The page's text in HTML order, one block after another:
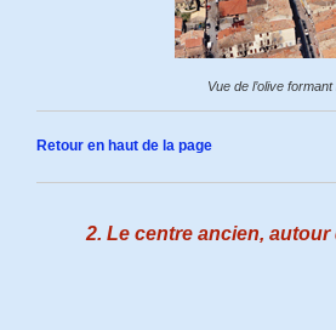
Vue de l’olive
Retour en haut de la page
2. Le centre ancien, autour